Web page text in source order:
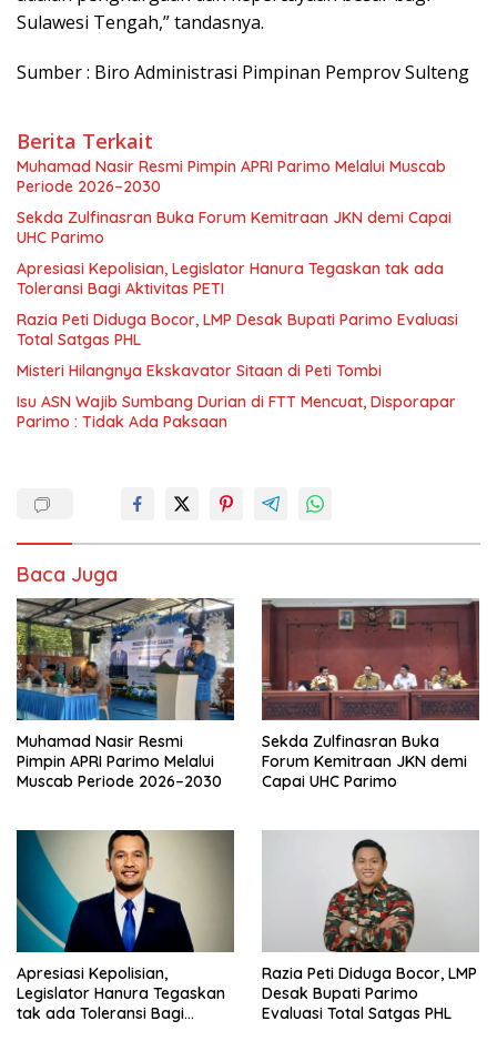
Sulawesi Tengah,” tandasnya.
Sumber : Biro Administrasi Pimpinan Pemprov Sulteng
Berita Terkait
Muhamad Nasir Resmi Pimpin APRI Parimo Melalui Muscab
Periode 2026–2030
Sekda Zulfinasran Buka Forum Kemitraan JKN demi Capai
UHC Parimo
Apresiasi Kepolisian, Legislator Hanura Tegaskan tak ada
Toleransi Bagi Aktivitas PETI
Razia Peti Diduga Bocor, LMP Desak Bupati Parimo Evaluasi
Total Satgas PHL
Misteri Hilangnya Ekskavator Sitaan di Peti Tombi
Isu ASN Wajib Sumbang Durian di FTT Mencuat, Disporapar
Parimo : Tidak Ada Paksaan
Baca Juga
Muhamad Nasir Resmi
Pimpin APRI Parimo Melalui
Muscab Periode 2026–2030
Sekda Zulfinasran Buka
Forum Kemitraan JKN demi
Capai UHC Parimo
Apresiasi Kepolisian,
Legislator Hanura Tegaskan
tak ada Toleransi Bagi
Razia Peti Diduga Bocor, LMP
Desak Bupati Parimo
Evaluasi Total Satgas PHL